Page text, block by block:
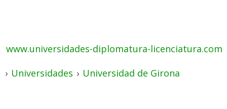
www.universidades-diplomatura-licenciatura.com
› Universidades › Universidad de Girona